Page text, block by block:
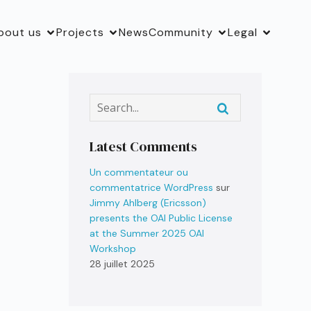
us Projects NewsCommunity Legal
Latest Comments
Un commentateur ou
commentatrice WordPress sur
Jimmy Ahlberg (Ericsson)
presents the OAI Public License
at the Summer 2025 OAI
Workshop
28 juillet 2025